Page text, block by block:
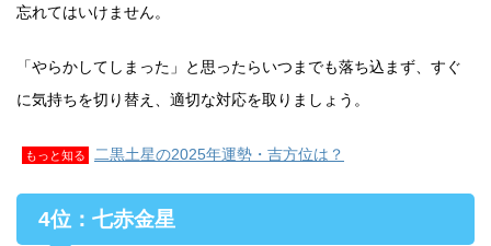
忘れてはいけません。
「やらかしてしまった」と思ったらいつまでも落ち込まず、すぐ
に気持ちを切り替え、適切な対応を取りましょう。
もっと知る 二黒土星の2025年運勢・吉方位は？
4位：七赤金星